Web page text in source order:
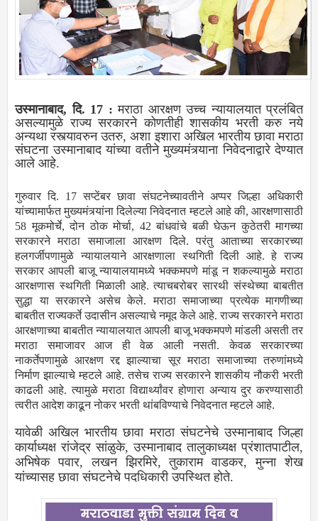
उस्मानाबाद, दि. 17 : मराठा आरक्षण उच्च न्यायालयात प्रलंबित
असल्यामुळे राज्य सरकारने कोणतीही शासकीय भरती करु नये
अन्यथा रस्त्यावरुन उतरु, अशा इशारा अखिल भारतीय छावा मराठा
संघटना उस्मानाबाद यांच्या वतीने मुख्यमंत्र्याना निवेदनाद्वारे देण्यात
आले आहे.
गुरुवार दि. 17 सप्टेंबर छावा संघटनेच्यावतीने अप्पर जिल्हा अधिकारी
यांच्यामार्फत मुख्यमंत्र्यांना दिलेल्या निवेदनात म्हटले आहे की, आरक्षणासाठी
58 मूकमोर्चे, दोन ठोक मोर्चा, 42 बांधवांचे बळी घेऊन कुठेतरी मागच्या
सरकारने मराठा समाजाला आरक्षण दिले. परंतु आताच्या सरकारच्या
हलगर्जीपणामुळे न्यायालयाने आरक्षणाला स्थगिती दिली आहे. हे राज्य
सरकार आपली बाजू न्यायालयामध्ये भक्कमपणे मांडू न शकल्यामुळे मराठा
आरक्षणास स्थगिती मिळाली आहे. त्याचबरोबर सारथी संस्थेच्या बाबतीत
सुद्धा या सरकारने असेच केले. मराठा समाजाच्या प्रत्येक मागणीच्या
बाबतीत राज्यकर्ते उदासीन असल्याचे नमूद केले आहे. राज्य सरकारने मराठा
आरक्षणाच्या बाबतीत न्यायालयात आपली बाजू भक्कमपणे मांडली असती तर
मराठा समाजावर आज ही वेळ आली नसती. केवळ सरकारच्या
नाकर्तेपणामुळे आरक्षण रद्द झाल्याचा सूर मराठा समाजाच्या तरुणांमध्ये
निर्माण झाल्याचे म्हटले आहे. तसेच राज्य सरकारने शासकीय नौकरी भरती
काढली आहे. त्यामुळे मराठा विद्यार्थ्यांवर होणारा अन्याय दुर करण्यासाठी
त्वरीत आदेश काढून नोकर भरती थांबविण्याचे निवेदनात म्हटले आहे.
यावेळी अखिल भारतीय छावा मराठा संघटनेचे उस्मानाबाद जिल्हा
कार्याध्यक्ष रांजेद्र सांळुके, उस्मानाबाद तालुकाध्यक्ष प्रंशातपाटील,
अभिषेक पवार, लखन झिरमिरे, तुकाराम वाडकर, मुन्ना शेख
यांच्यासह छावा संघटनेचे पदधिकारी उपस्थित होते.